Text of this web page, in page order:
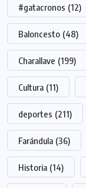
#gatacronos (12)
Baloncesto (48)
Charallave (199)
Cultura (11)
deportes (211)
Farándula (36)
Historia (14)